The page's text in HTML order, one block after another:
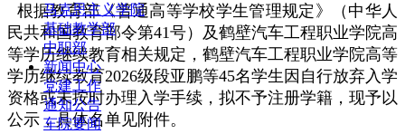
马克思主义学院
基础教学部
中职部
新闻中心
党建工作
通知公告
车院要闻
根据教育部《普通高等学校学生管理规定》（中华人
民共和国教育部令第41号）及鹤壁汽车工程职业学院高
等学历继续教育相关规定，鹤壁汽车工程职业学院高等
学历继续教育2026级段亚鹏等45名学生因自行放弃入学
资格或未按时办理入学手续，拟不予注册学籍，现予以
公示，具体名单见附件。